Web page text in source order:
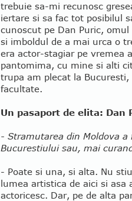
trebuie sa-mi recunosc
iertare si sa fac tot posibilul
cunoscut pe Dan Puric,
si imboldul de a mai urca o
era actor-stagiar pe vremea
pantomima, cu mine si alti
trupa am plecat la
facultate.
Un pasaport de elita: Dan
- Stramutarea din Moldova
Bucurestiului sau, mai
- Poate si una, si alta. Nu
lumea artistica de aici si
actoricesc. Dar, pe de alta